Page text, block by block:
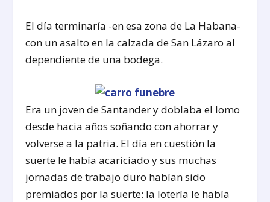
El día terminaría -en esa zona de La Habana-
con un asalto en la calzada de San Lázaro al
dependiente de una bodega.
Era un joven de Santander y doblaba el lomo
desde hacia años soñando con ahorrar y
volverse a la patria. El día en cuestión la
suerte le había acariciado y sus muchas
jornadas de trabajo duro habían sido
premiados por la suerte: la lotería le había